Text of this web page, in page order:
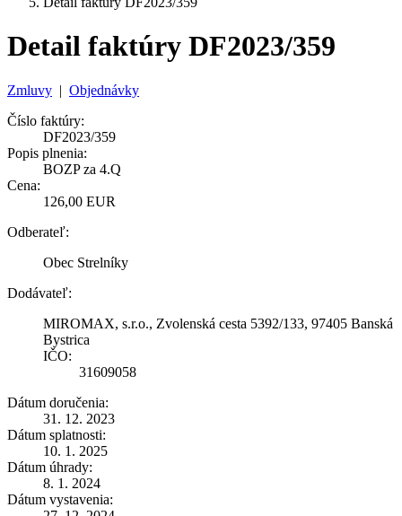
Detail faktúry DF2023/359
Zmluvy | Objednávky
Číslo faktúry:
DF2023/359
Popis plnenia:
BOZP za 4.Q
Cena:
126,00 EUR
Odberateľ:
Obec Strelníky
Dodávateľ:
MIROMAX, s.r.o., Zvolenská cesta 5392/133, 97405 Banská
Bystrica
IČO:
31609058
Dátum doručenia:
31. 12. 2023
Dátum splatnosti:
10. 1. 2025
Dátum úhrady:
8. 1. 2024
Dátum vystavenia: